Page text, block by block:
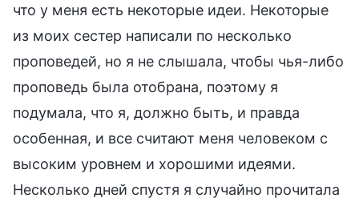
что у меня есть некоторые идеи. Некоторые
из моих сестер написали по несколько
проповедей, но я не слышала, чтобы чья-либо
проповедь была отобрана, поэтому я
подумала, что я, должно быть, и правда
особенная, и все считают меня человеком с
высоким уровнем и хорошими идеями.
Несколько дней спустя я случайно прочитала